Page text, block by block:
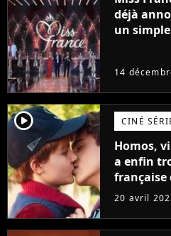
déjà
un
14
player2 CINÉ
Homos,
a enfin
française
sans être
20 avril